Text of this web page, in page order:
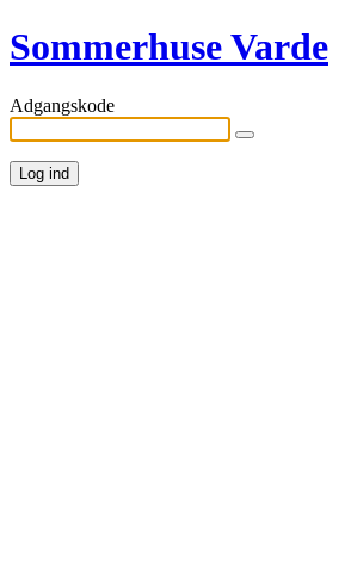
Sommerhuse Varde
Adgangskode